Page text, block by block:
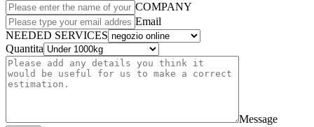
COMPANY
Email
NEEDED SERVICES
Quantita
Message